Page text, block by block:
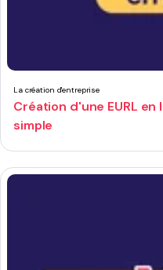
La création d'entreprise
Création d'une EURL
simple